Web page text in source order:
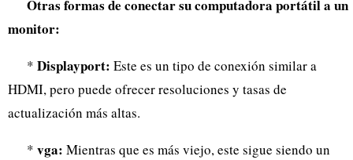
Otras formas de conectar su computadora portátil a un
monitor:
* Displayport: Este es un tipo de conexión similar a
HDMI, pero puede ofrecer resoluciones y tasas de
actualización más altas.
* vga: Mientras que es más viejo, este sigue siendo un